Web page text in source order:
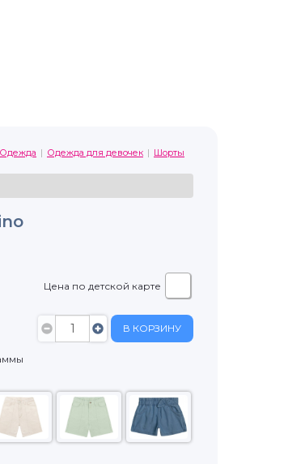
Одежда Одежда для девочек Шорты
Цена по детской карте
В КОРЗИНУ